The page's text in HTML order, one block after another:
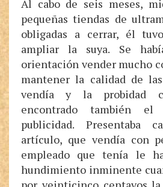
Al cabo de seis meses,
pequeñas tiendas de
obligadas a cerrar, él
ampliar la suya. Se
orientación vender mucho
mantener la calidad de
vendía y la probidad
encontrado también
publicidad. Presentaba
artículo, que vendía con
empleado que tenía le
hundimiento inminente